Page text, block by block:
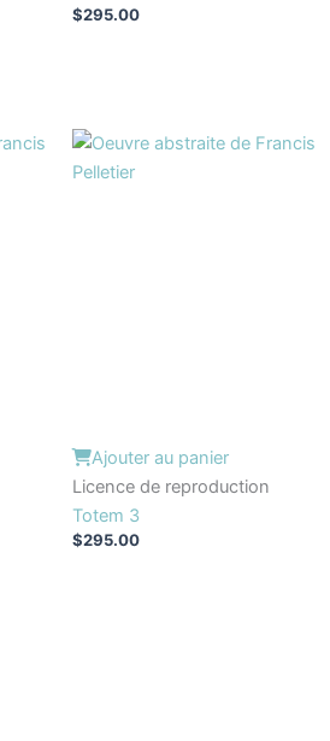
$295.00
Ajouter au panier
Licence de reproduction
Totem 3
$295.00